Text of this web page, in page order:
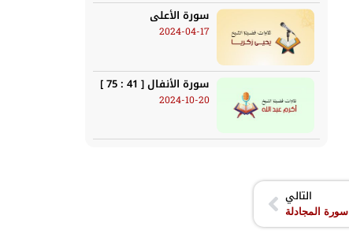
سورة الأعلى
2024-04-17
سورة الأنفال [ 41 : 75 ]
2024-10-20
التالي
سورة المجادلة